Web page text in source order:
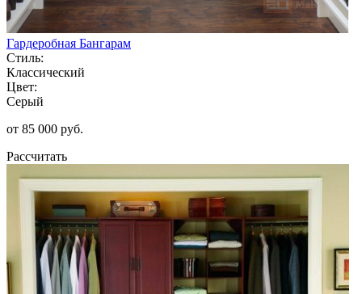
Гардеробная Бангарам
Стиль:
Классический
Цвет:
Серый
от 85 000 руб.
Рассчитать